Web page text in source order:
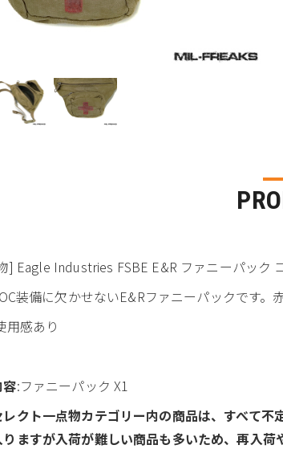
] Eagle Industries FSBE E&R ファニーパック
装備に欠かせないE&Rファニーパックです。
用感あり
容:ファニーパック X1
クト一点物カテゴリー内の商品は、すべて不
ますが入荷が難しい商品も多いため、再入荷